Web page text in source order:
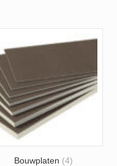
Bouwplaten (4)